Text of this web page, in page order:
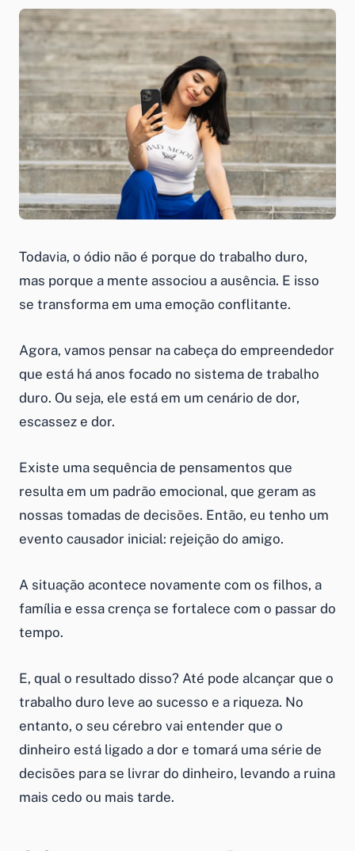
Todavia, o ódio não é porque do trabalho duro,
mas porque a mente associou a ausência. E isso
se transforma em uma emoção conflitante.
Agora, vamos pensar na cabeça do empreendedor
que está há anos focado no sistema de trabalho
duro. Ou seja, ele está em um cenário de dor,
escassez e dor.
Existe uma sequência de pensamentos que
resulta em um padrão emocional, que geram as
nossas tomadas de decisões. Então, eu tenho um
evento causador inicial: rejeição do amigo.
A situação acontece novamente com os filhos, a
família e essa crença se fortalece com o passar do
tempo.
E, qual o resultado disso? Até pode alcançar que o
trabalho duro leve ao sucesso e a riqueza. No
entanto, o seu cérebro vai entender que o
dinheiro está ligado a dor e tomará uma série de
decisões para se livrar do dinheiro, levando a ruina
mais cedo ou mais tarde.